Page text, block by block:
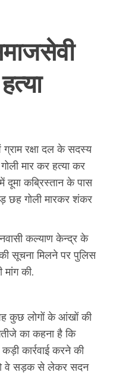
ग्राम रक्षा दल के सदस्य
मार कर हत्या कर
दूमा कब्रिस्तान के पास
छह गोली मारकर शंकर
कल्याण केन्द्र के
सूचना मिलने पर पुलिस
मांग की.
कुछ लोगों के आंखों की
का कहना है कि
कार्रवाई करने की
तो वे सड़क से लेकर सदन